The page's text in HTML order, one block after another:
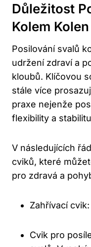
Důležitost
Kolem Kolen
Posilování svalů
udržení zdraví a
kloubů. Klíčovou
stále více
praxe nejenže
flexibility a
V následujících
cviků, které
pro zdravá a
Zahřívací
Cvik pro